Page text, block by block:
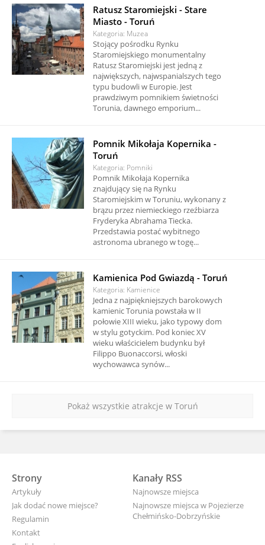
Ratusz Staromiejski - Stare
Miasto - Toruń
Kategoria: Muzea
Stojący pośrodku Rynku
Staromiejskiego monumentalny
Ratusz Staromiejski jest jedną z
największych, najwspanialszych tego
typu budowli w Europie. Jest
prawdziwym pomnikiem świetności
Torunia, dawnego emporium...
Pomnik Mikołaja Kopernika -
Toruń
Kategoria: Pomniki
Pomnik Mikołaja Kopernika
znajdujący się na Rynku
Staromiejskim w Toruniu, wykonany z
brązu przez niemieckiego rzeźbiarza
Fryderyka Abrahama Tiecka.
Przedstawia postać wybitnego
astronoma ubranego w togę...
Kamienica Pod Gwiazdą - Toruń
Kategoria: Kamienice
Jedna z najpiękniejszych barokowych
kamienic Torunia powstała w II
połowie XIII wieku, jako typowy dom
w stylu gotyckim. Pod koniec XV
wieku właścicielem budynku był
Filippo Buonaccorsi, włoski
wychowawca synów...
Pokaż wszystkie atrakcje w Toruń
Strony
Artykuły
Jak dodać nowe miejsce?
Regulamin
Kontakt
Kanały RSS
Najnowsze miejsca
Najnowsze miejsca w Pojezierze
Chełmińsko-Dobrzyńskie